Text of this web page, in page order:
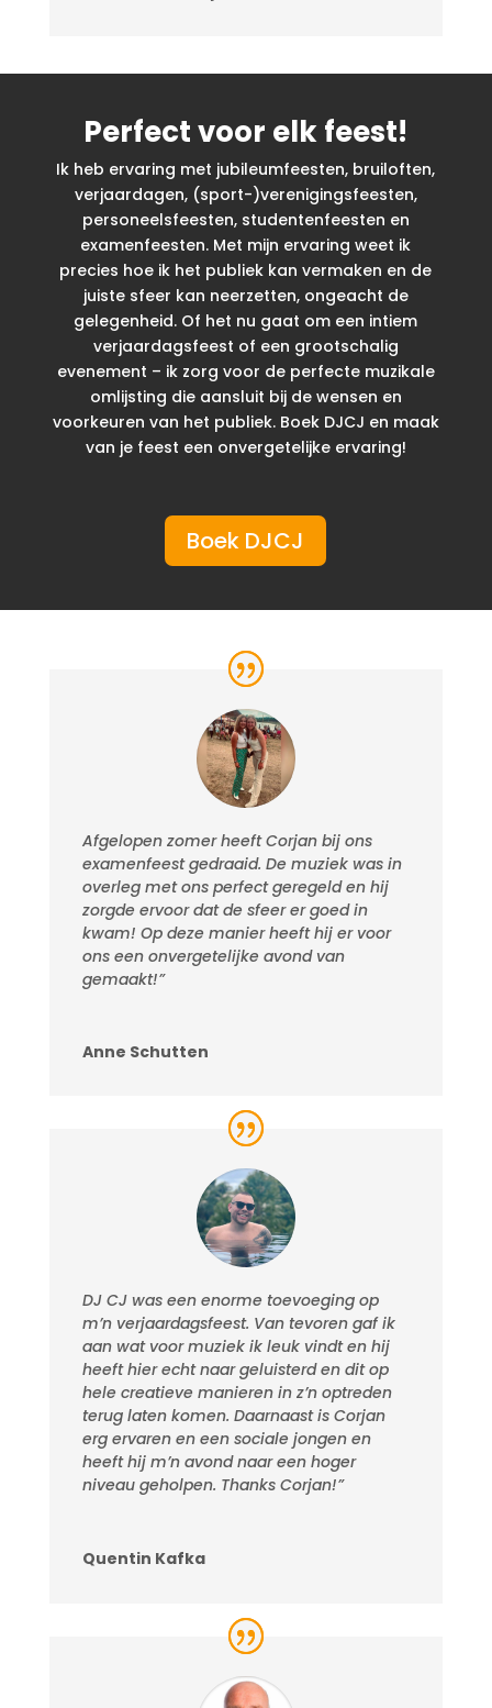
Perfect voor elk feest!
Ik heb ervaring met jubileumfeesten, bruiloften,
verjaardagen, (sport-)verenigingsfeesten,
personeelsfeesten, studentenfeesten en
examenfeesten. Met mijn ervaring weet ik
precies hoe ik het publiek kan vermaken en de
juiste sfeer kan neerzetten, ongeacht de
gelegenheid. Of het nu gaat om een intiem
verjaardagsfeest of een grootschalig
evenement – ik zorg voor de perfecte muzikale
omlijsting die aansluit bij de wensen en
voorkeuren van het publiek. Boek DJCJ en maak
van je feest een onvergetelijke ervaring!
Boek DJCJ
Afgelopen zomer heeft Corjan bij ons
examenfeest gedraaid. De muziek was in
overleg met ons perfect geregeld en hij
zorgde ervoor dat de sfeer er goed in
kwam! Op deze manier heeft hij er voor
ons een onvergetelijke avond van
gemaakt!”
Anne Schutten
DJ CJ was een enorme toevoeging op
m’n verjaardagsfeest. Van tevoren gaf ik
aan wat voor muziek ik leuk vindt en hij
heeft hier echt naar geluisterd en dit op
hele creatieve manieren in z’n optreden
terug laten komen. Daarnaast is Corjan
erg ervaren en een sociale jongen en
heeft hij m’n avond naar een hoger
niveau geholpen. Thanks Corjan!”
Quentin Kafka